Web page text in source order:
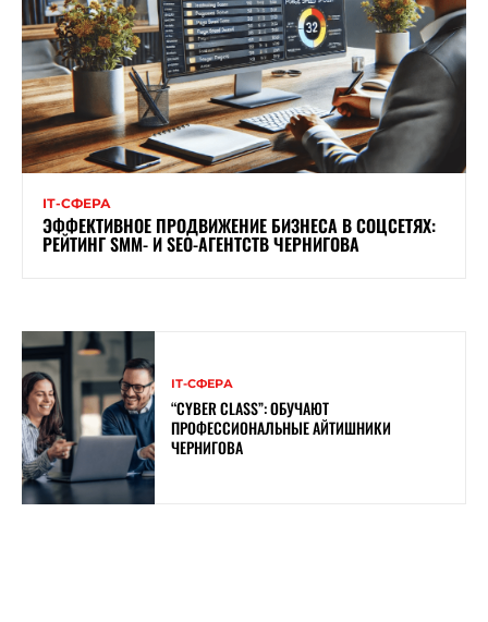
ІТ-СФЕРА
ЭФФЕКТИВНОЕ ПРОДВИЖЕНИЕ БИЗНЕСА В СОЦСЕТЯХ:
РЕЙТИНГ SMM- И SEO-АГЕНТСТВ ЧЕРНИГОВА
ІТ-СФЕРА
“CYBER ​​CLASS”: ОБУЧАЮТ
ПРОФЕССИОНАЛЬНЫЕ АЙТИШНИКИ
ЧЕРНИГОВА